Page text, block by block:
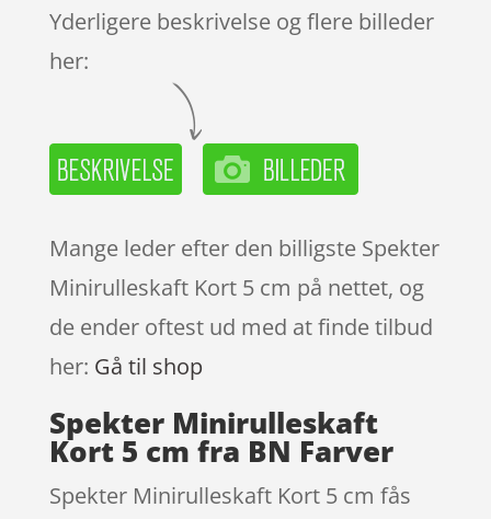
Yderligere beskrivelse og flere billeder
her:
Mange leder efter den billigste Spekter
Minirulleskaft Kort 5 cm på nettet, og
de ender oftest ud med at finde tilbud
her: Gå til shop
Spekter Minirulleskaft
Kort 5 cm fra BN Farver
Spekter Minirulleskaft Kort 5 cm fås